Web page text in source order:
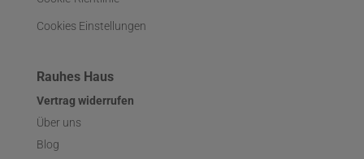
Cookies Einstellungen
Rauhes Haus
Vertrag widerrufen
Über uns
Blog